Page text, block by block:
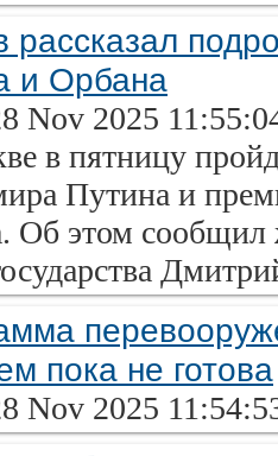
рассказал
и Орбана
Nov 2025
в пятницу
Путина и
Об этом сообщил
пока не готова
Nov 2025